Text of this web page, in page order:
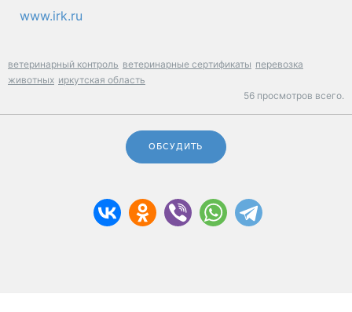
www.irk.ru
ветеринарный контроль ветеринарные сертификаты перевозка
животных иркутская область
56 просмотров всего.
ОБСУДИТЬ